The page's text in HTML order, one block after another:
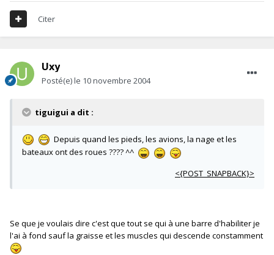
Citer
Uxy
Posté(e)le 10 novembre 2004
tiguigui a dit :
Depuis quand les pieds, les avions, la nage et les
bateaux ont des roues ???? ^^
<{POST_SNAPBACK}>
Se que je voulais dire c'est que tout se qui à une barre d'habiliter je
l'ai à fond sauf la graisse et les muscles qui descende constamment